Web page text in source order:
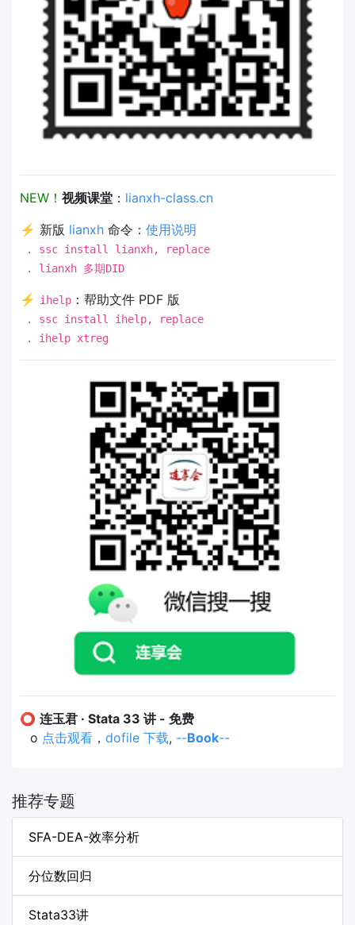
NEW！ 视频课堂 ： lianxh-class.cn
⚡ 新版 lianxh 命令： 使用说明
. ssc install lianxh, replace
. lianxh 多期DID
⚡ ihelp ：帮助文件 PDF 版
. ssc install ihelp, replace
. ihelp xtreg
⭕ 连玉君 · Stata 33 讲 - 免费
o 点击观看 ， dofile 下载, --Book--
推荐专题
SFA-DEA-效率分析
分位数回归
Stata33讲